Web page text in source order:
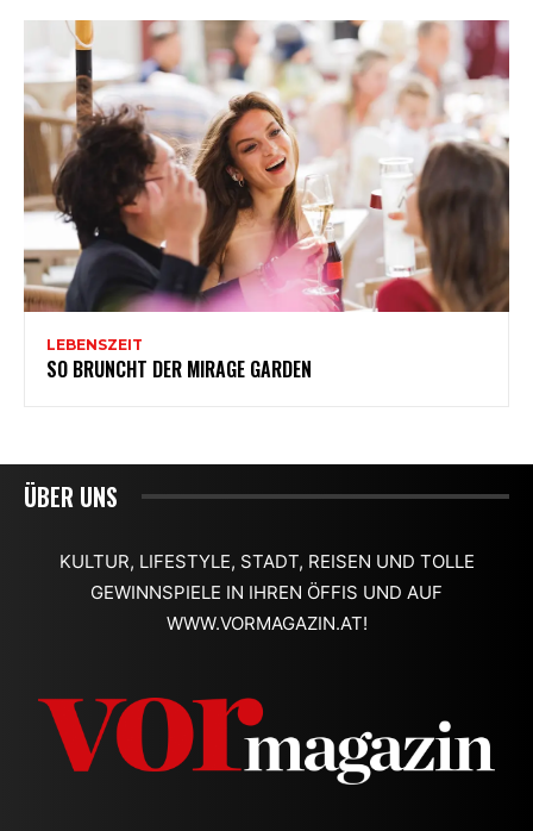
ÜBER UNS
KULTUR, LIFESTYLE, STADT, REISEN UND TOLLE
GEWINNSPIELE IN IHREN ÖFFIS UND AUF
WWW.VORMAGAZIN.AT!